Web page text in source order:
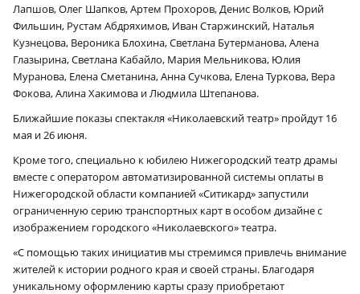
Лапшов, Олег Шапков, Артем Прохоров, Денис Волков, Юрий
Фильшин, Рустам Абдряхимов, Иван Старжинский, Наталья
Кузнецова, Вероника Блохина, Светлана Бутерманова, Алена
Глазырина, Светлана Кабайло, Мария Мельникова, Юлия
Муранова, Елена Сметанина, Анна Сучкова, Елена Туркова, Вера
Фокова, Алина Хакимова и Людмила Штепанова.
Ближайшие показы спектакля «Николаевский театр» пройдут 16
мая и 26 июня.
Кроме того, специально к юбилею Нижегородский театр драмы
вместе с оператором автоматизированной системы оплаты в
Нижегородской области компанией «Ситикард» запустили
ограниченную серию транспортных карт в особом дизайне с
изображением городского «Николаевского» театра.
«С помощью таких инициатив мы стремимся привлечь внимание
жителей к истории родного края и своей страны. Благодаря
уникальному оформлению карты сразу приобретают